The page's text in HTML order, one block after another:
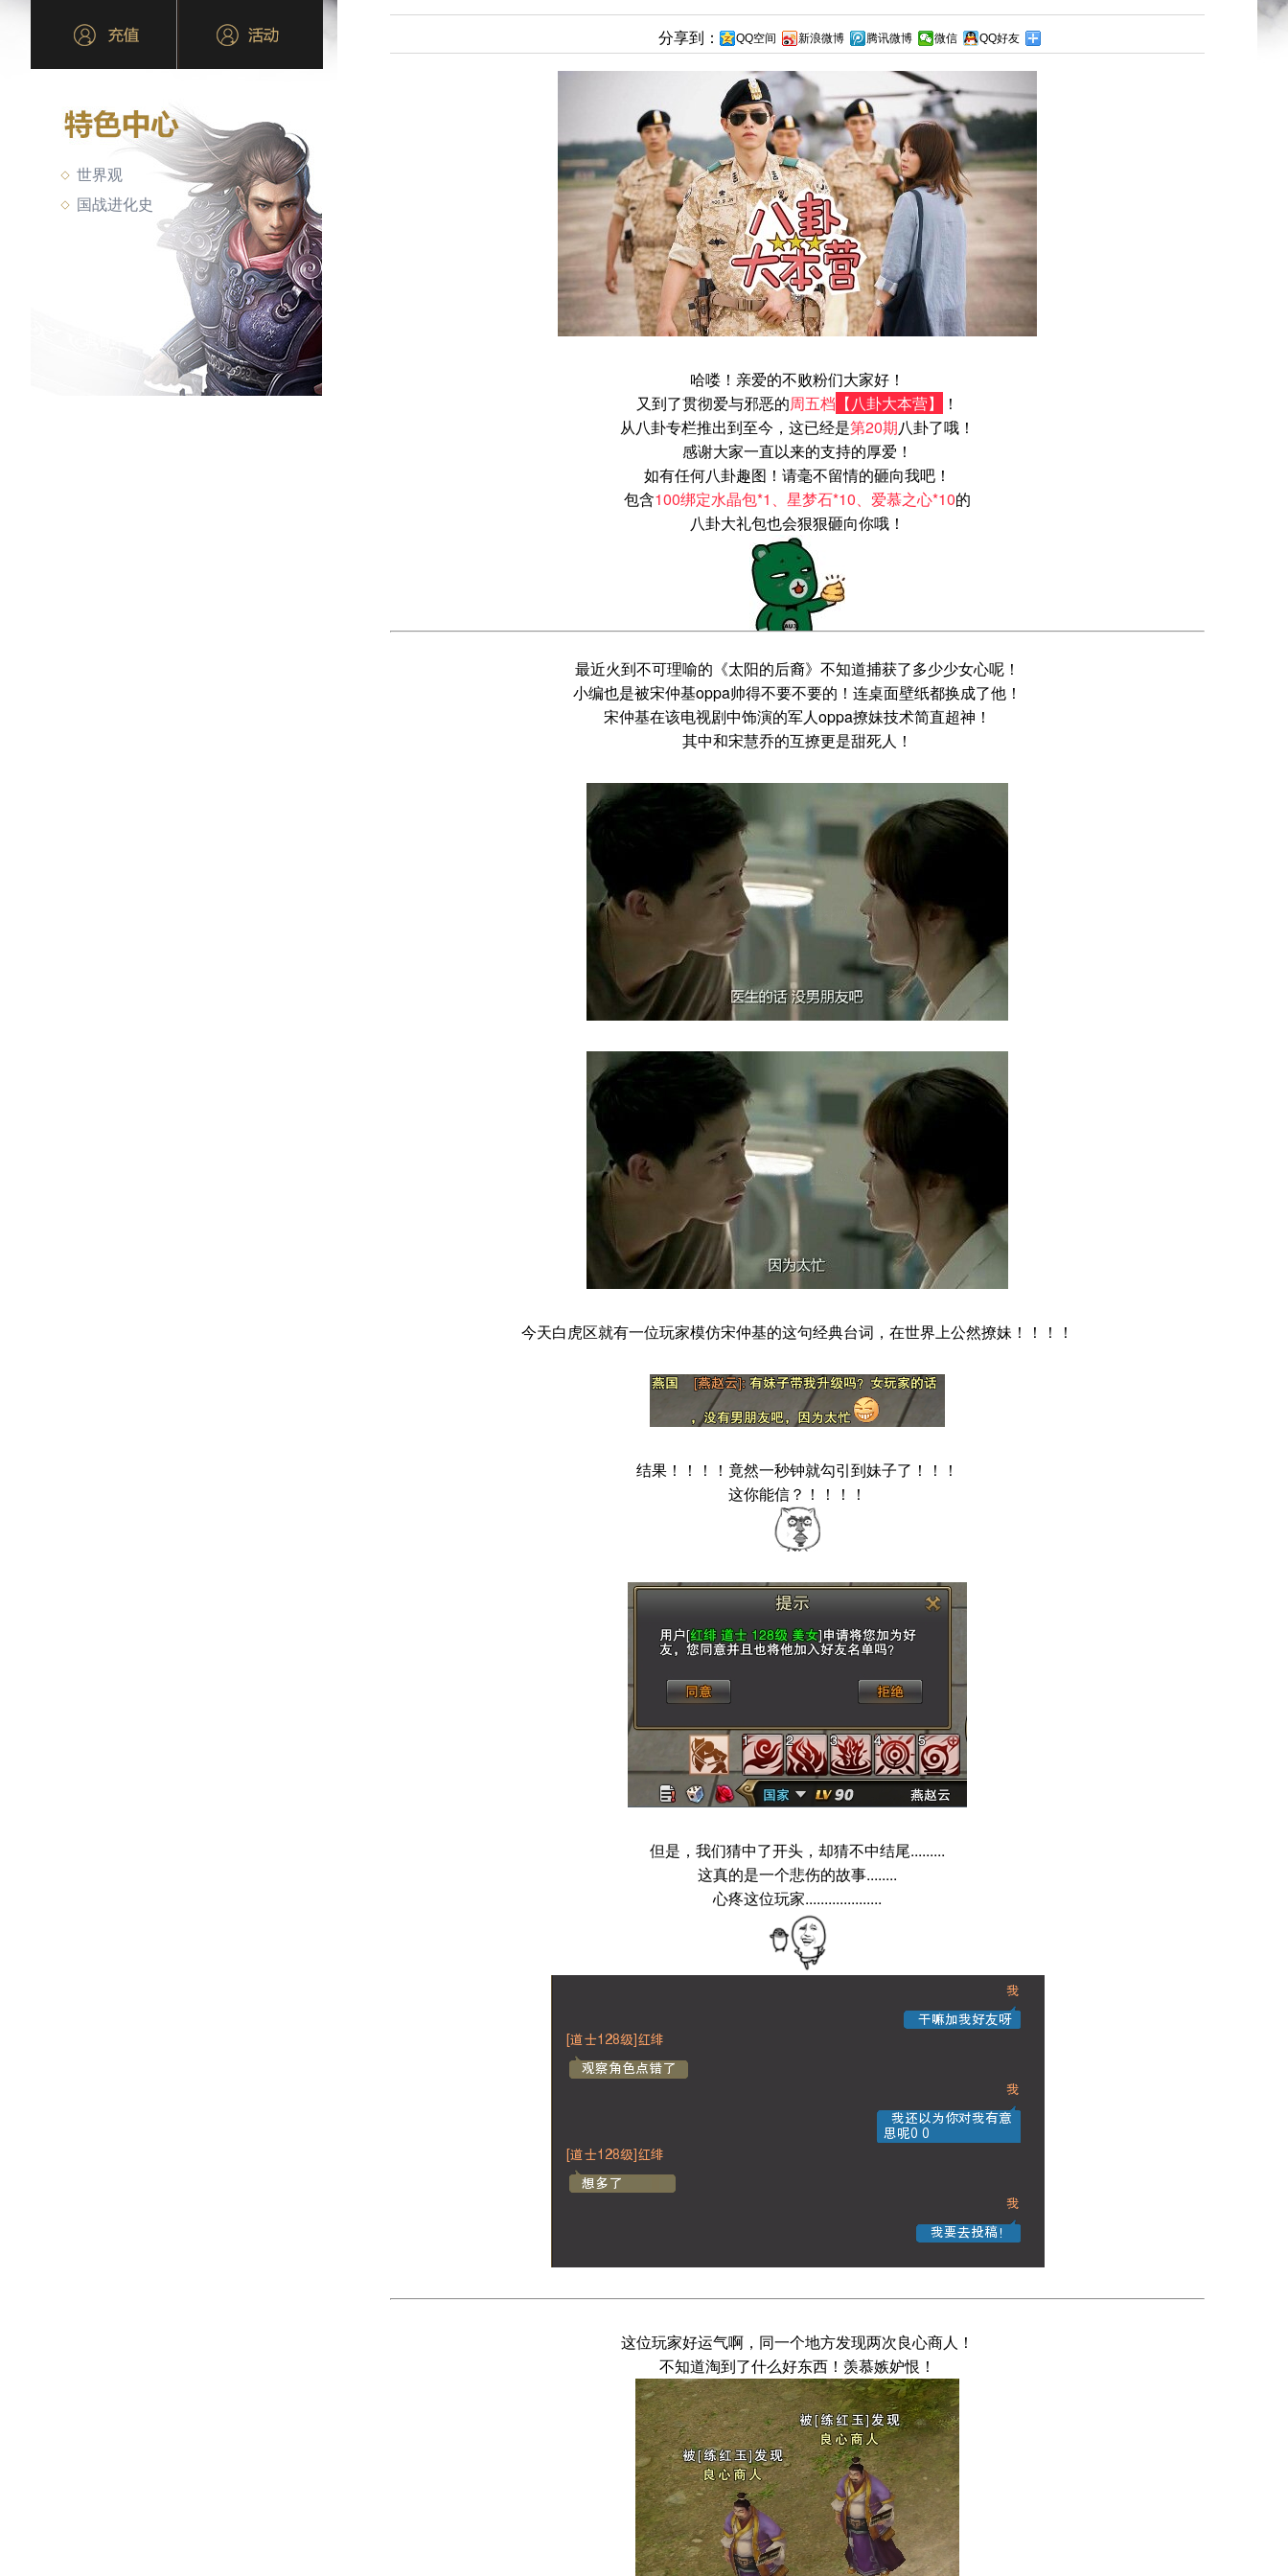
世界观
国战进化史
分享到： QQ空间 新浪微博 腾讯微博 微信 QQ好友
哈喽！亲爱的不败粉们大家好！
又到了贯彻爱与邪恶的周五档 【八卦大本营】
！
从八卦专栏推出到至今，这已经是第20期八卦了哦！
感谢大家一直以来的支持的厚爱！
如有任何八卦趣图！请毫不留情的砸向我吧！
包含100绑定水晶包*1、星梦石*10、爱慕之心*10的
八卦大礼包也会狠狠砸向你哦！
最近火到不可理喻的《太阳的后裔》不知道捕获了多少少女心呢！
小编也是被宋仲基oppa帅得不要不要的！连桌面壁纸都换成了他！
宋仲基在该电视剧中饰演的军人oppa撩妹技术简直超神！
其中和宋慧乔的互撩更是甜死人！
今天白虎区就有一位玩家模仿宋仲基的这句经典台词， 在世界上公然撩妹！！！！
结果！！！！竟然一秒钟就勾引到妹子了！！！
这你能信？！！！！
但是，我们猜中了开头，却猜不中结尾.........
这真的是一个悲伤的故事........
心疼这位玩家....................
这位玩家好运气啊，同一个地方发现两次良心商人！
不知道淘到了什么好东西！羡慕嫉妒恨！